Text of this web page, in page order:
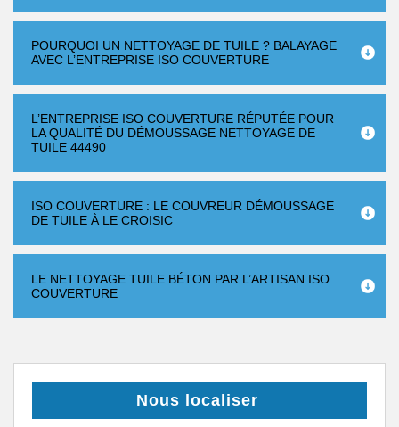
POURQUOI UN NETTOYAGE DE TUILE ? BALAYAGE
AVEC L’ENTREPRISE ISO COUVERTURE
L’ENTREPRISE ISO COUVERTURE RÉPUTÉE POUR
LA QUALITÉ DU DÉMOUSSAGE NETTOYAGE DE
TUILE 44490
ISO COUVERTURE : LE COUVREUR DÉMOUSSAGE
DE TUILE À LE CROISIC
LE NETTOYAGE TUILE BÉTON PAR L’ARTISAN ISO
COUVERTURE
Nous localiser